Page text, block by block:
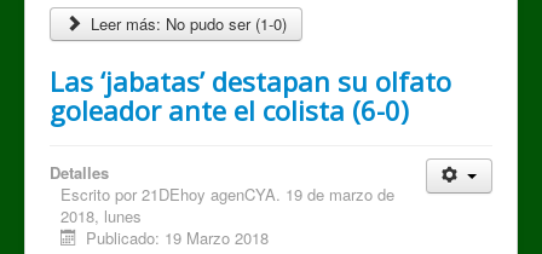
Leer más: No pudo ser (1-0)
Las ‘jabatas’ destapan su olfato
goleador ante el colista (6-0)
Detalles
Escrito por 21DEhoy agenCYA. 19 de marzo de
2018, lunes
Publicado: 19 Marzo 2018